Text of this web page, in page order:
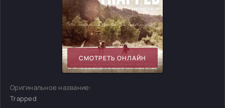
СМОТРЕТЬ ОНЛАЙН
Оригинальное название:
Trapped